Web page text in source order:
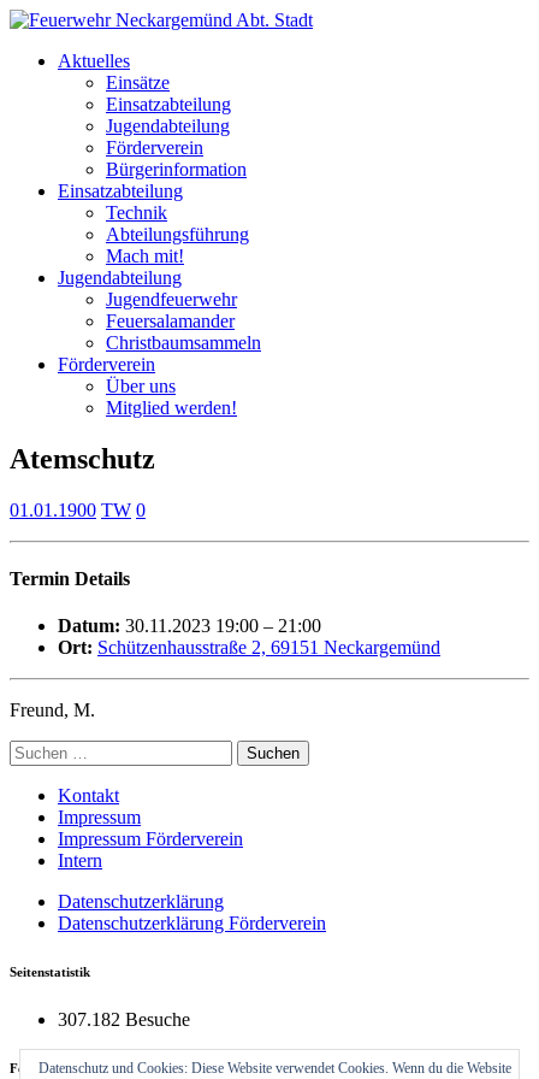
Aktuelles
Einsätze
Einsatzabteilung
Jugendabteilung
Förderverein
Bürgerinformation
Einsatzabteilung
Technik
Abteilungsführung
Mach mit!
Jugendabteilung
Jugendfeuerwehr
Feuersalamander
Christbaumsammeln
Förderverein
Über uns
Mitglied werden!
Atemschutz
01.01.1900 TW 0
Termin Details
Datum: 30.11.2023 19:00 – 21:00
Ort: Schützenhausstraße 2, 69151 Neckargemünd
Freund, M.
Suchen
nach:
Kontakt
Impressum
Impressum Förderverein
Intern
Datenschutzerklärung
Datenschutzerklärung Förderverein
Seitenstatistik
307.182 Besuche
Feuerwehrhaus Neckargemünd
Datenschutz und Cookies: Diese Website verwendet Cookies. Wenn du die Website